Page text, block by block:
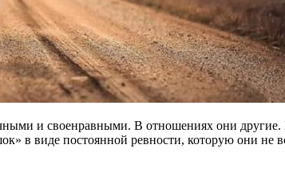
и своенравными. В отношениях они
в виде постоянной ревности, которую они не